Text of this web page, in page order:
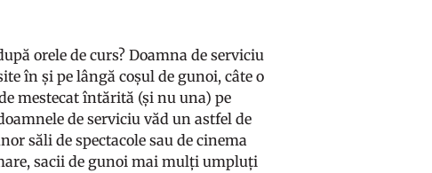
orele de curs? Doamna de serviciu
în și pe lângă coșul de gunoi, câte o
mestecat întărită (și nu una) pe
de serviciu văd un astfel de
săli de spectacole sau de cinema
sacii de gunoi mai mulți umpluți